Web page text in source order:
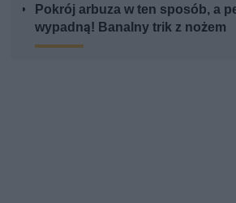
Pokrój arbuza w ten sposób, a
wypadną! Banalny trik z nożem